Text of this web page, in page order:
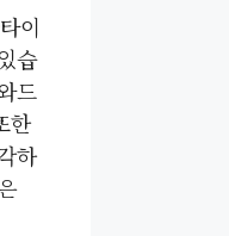
이
습
드
한
하